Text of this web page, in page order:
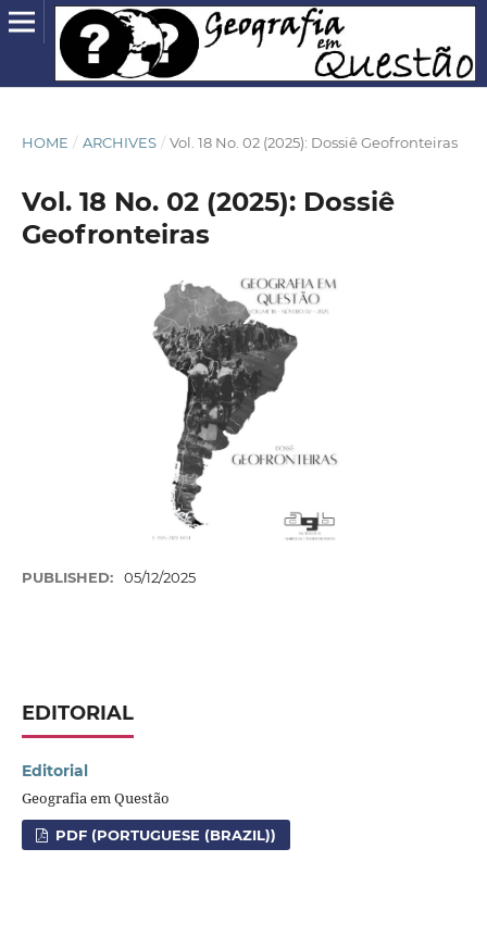
HOME / ARCHIVES / Vol. 18 No. 02 (2025): Dossiê Geofronteiras
Vol. 18 No. 02 (2025): Dossiê
Geofronteiras
PUBLISHED: 05/12/2025
EDITORIAL
Editorial
Geografia em Questão
PDF (PORTUGUESE (BRAZIL))